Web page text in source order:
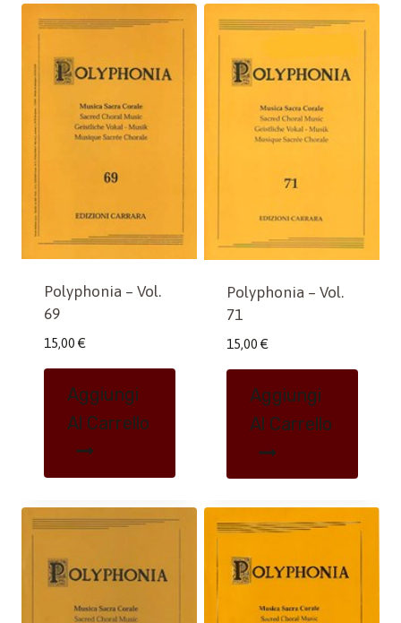
Polyphonia – Vol.
69
15,00 €
Aggiungi
Al Carrello
Polyphonia – Vol.
71
15,00 €
Aggiungi
Al Carrello